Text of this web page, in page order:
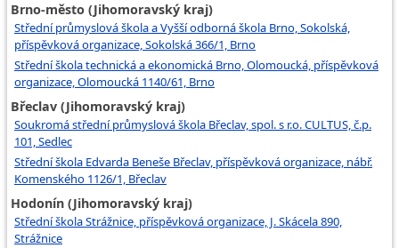
Brno-město (Jihomoravský kraj)
Střední průmyslová škola a Vyšší odborná škola Brno, Sokolská,
příspěvková organizace, Sokolská 366/1, Brno
Střední škola technická a ekonomická Brno, Olomoucká, příspěvková
organizace, Olomoucká 1140/61, Brno
Břeclav (Jihomoravský kraj)
Soukromá střední průmyslová škola Břeclav, spol. s r.o. CULTUS, č.p.
101, Sedlec
Střední škola Edvarda Beneše Břeclav, příspěvková organizace, nábř.
Komenského 1126/1, Břeclav
Hodonín (Jihomoravský kraj)
Střední škola Strážnice, příspěvková organizace, J. Skácela 890,
Strážnice